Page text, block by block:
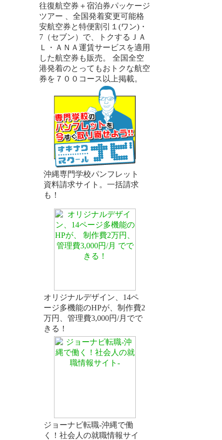
往復航空券＋宿泊券パッケージ
ツアー 、全国発着変更可能格
安航空券と特便割引１(ワン)・
7（セブン）で、トクするＪＡ
Ｌ・ＡＮＡ運賃サービスを適用
した航空券も販売。 全国全空
港発着のとってもおトクな航空
券を７００コース以上掲載。
沖縄専門学校パンフレット
資料請求サイト。一括請求
も！
オリジナルデザイン、14ペ
ージ多機能のHPが、制作費2
万円、管理費3,000円/月でで
きる！
ジョーナビ転職-沖縄で働
く！社会人の就職情報サイ